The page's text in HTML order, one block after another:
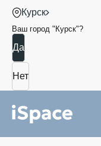
Курск
Ваш город " Курск"?